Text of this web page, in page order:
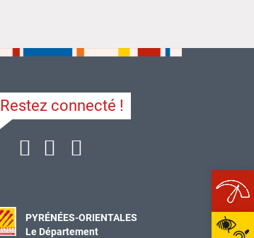
Restez connecté !
PYRÉNÉES-ORIENTALES
Le Département